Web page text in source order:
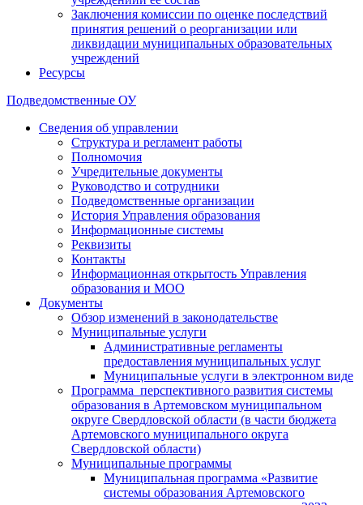
Заключения комиссии по оценке последствий
принятия решений о реорганизации или
ликвидации муниципальных образовательных
учреждений
Ресурсы
Подведомственные ОУ
Сведения об управлении
Структура и регламент работы
Полномочия
Учредительные документы
Руководство и сотрудники
Подведомственные организации
История Управления образования
Информационные системы
Реквизиты
Контакты
Информационная открытость Управления
образования и МОО
Документы
Обзор изменений в законодательстве
Муниципальные услуги
Административные регламенты
предоставления муниципальных услуг
Муниципальные услуги в электронном виде
Программа перспективного развития системы
образования в Артемовском муниципальном
округе Свердловской области (в части бюджета
Артемовского муниципального округа
Свердловской области)
Муниципальные программы
Муниципальная программа «Развитие
системы образования Артемовского